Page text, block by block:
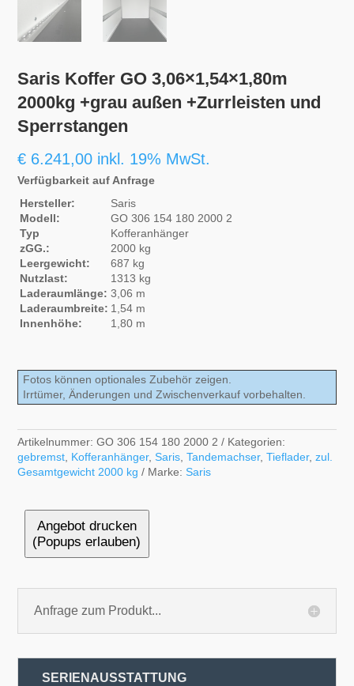
Saris Koffer GO 3,06×1,54×1,80m
2000kg +grau außen +Zurrleisten und
Sperrstangen
€ 6.241,00 inkl. 19% MwSt.
Verfügbarkeit auf Anfrage
Hersteller:
Saris
Modell:
GO 306 154 180 2000 2
Typ
Kofferanhänger
zGG.:
2000 kg
Leergewicht:
687 kg
Nutzlast:
1313 kg
Laderaumlänge: 3,06 m
Laderaumbreite: 1,54 m
Innenhöhe:
1,80 m
Fotos können optionales Zubehör zeigen.
Irrtümer, Änderungen und Zwischenverkauf vorbehalten.
Artikelnummer:GO 306 154 180 2000 2
Kategorien:
gebremst Kofferanhänger,Saris ,Tandemachser,Tieflader,zul.
Gesamtgewicht 2000 kg
Marke:Saris
Angebot drucken
(Popups erlauben)
Anfrage zum Produkt...
SERIENAUSSTATTUNG